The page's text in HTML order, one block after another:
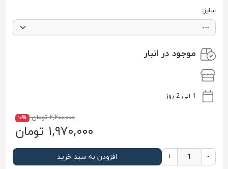
سایز:
موجود در انبار
1 الی 2 روز
۲,۲۰۰,۰۰۰ تومان ۱۰%
۱,۹۷۰,۰۰۰ تومان
-
+ افزودن به سبد خرید